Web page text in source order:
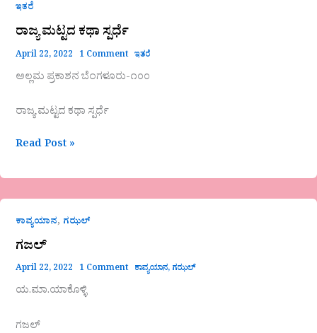
ಇತರೆ
ರಾಜ್ಯ ಮಟ್ಟದ ಕಥಾ ಸ್ಪರ್ಧೆ
April 22, 2022 1 Comment ಇತರೆ
ಅಲ್ಲಮ ಪ್ರಕಾಶನ ಬೆಂಗಳೂರು-೧೦೦
ರಾಜ್ಯ ಮಟ್ಟದ ಕಥಾ ಸ್ಪರ್ಧೆ
Read Post »
ಕಾವ್ಯಯಾನ, ಗಝಲ್
ಗಜಲ್
April 22, 2022 1 Comment ಕಾವ್ಯಯಾನ, ಗಝಲ್
ಯ.ಮಾ.ಯಾಕೊಳ್ಳಿ
ಗಜಲ್